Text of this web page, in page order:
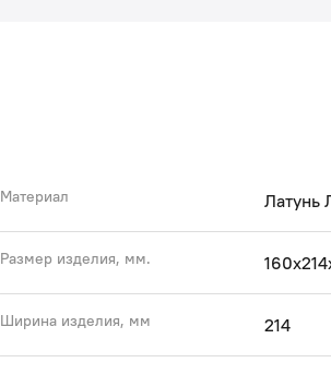
Материал Латунь
Размер изделия, мм.
Ширина изделия, мм 214